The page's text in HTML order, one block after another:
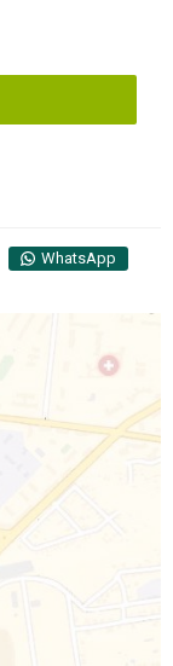
WhatsApp